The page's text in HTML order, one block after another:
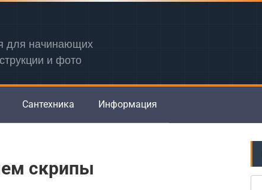
для начинающих
и фото
Сантехника Информация
скрипы